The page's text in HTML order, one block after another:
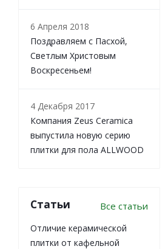
6 Апреля 2018
Поздравляем с Пасхой,
Светлым Христовым
Воскресеньем!
4 Декабря 2017
Компания Zeus Ceramica
выпустила новую серию
плитки для пола ALLWOOD
Статьи Все статьи
Отличие керамической
плитки от кафельной